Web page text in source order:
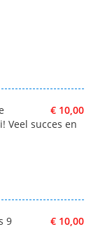
€ 10,00
Veel succes en
€ 10,00
9